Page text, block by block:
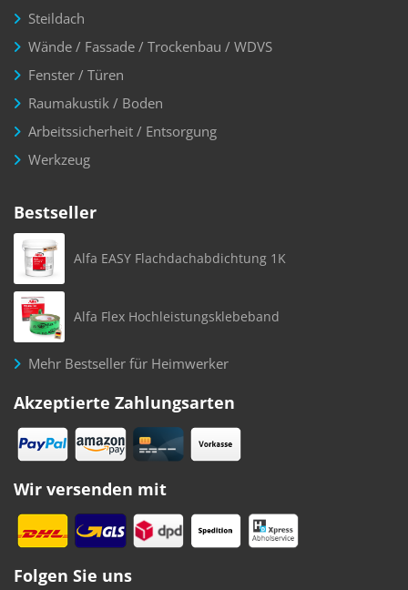
Steildach
Wände / Fassade / Trockenbau / WDVS
Fenster / Türen
Raumakustik / Boden
Arbeitssicherheit / Entsorgung
Werkzeug
Bestseller
Alfa EASY Flachdachabdichtung 1K
Alfa Flex Hochleistungsklebeband
Mehr Bestseller für Heimwerker
Akzeptierte Zahlungsarten
Wir versenden mit
Folgen Sie uns